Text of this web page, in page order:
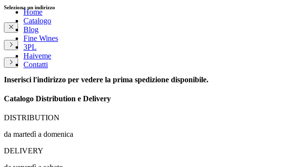
Home
Catalogo
Blog
Fine Wines
3PL
Haiveme
Contatti
Seleziona un indirizzo
Inserisci l'indirizzo per vedere la prima spedizione disponibile.
Catalogo Distribution e Delivery
DISTRIBUTION
da martedì a domenica
DELIVERY